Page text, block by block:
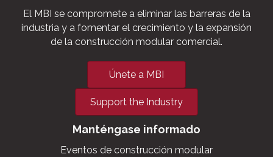
El MBI se compromete a eliminar las barreras de la
industria y a fomentar el crecimiento y la expansión
de la construcción modular comercial.
Únete a MBI
Support the Industry
Manténgase informado
Eventos de construcción modular